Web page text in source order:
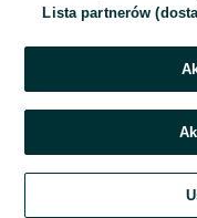
Lista partnerów